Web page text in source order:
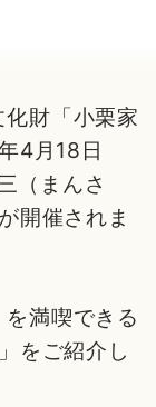
財「小栗家
4月18日
（まんさ
開催されま
満喫できる
をご紹介し